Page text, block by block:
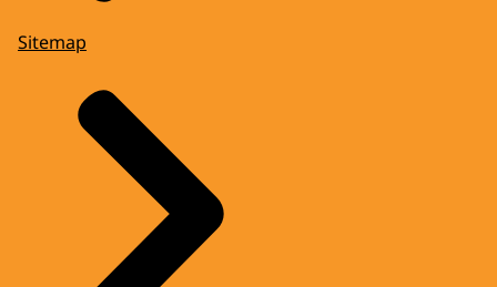
Sitemap